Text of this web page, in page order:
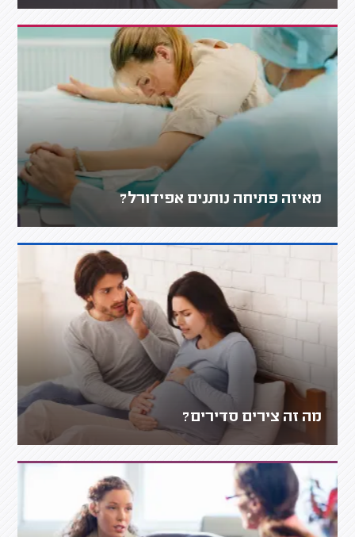
מאיזה פתיחה נותנים אפידורל?
מה זה צירים סדירים?